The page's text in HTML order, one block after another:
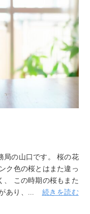
局の山口です。 桜の花
ク色の桜とはまた違っ
、 この時期の桜もまた
あり、... 続きを読む